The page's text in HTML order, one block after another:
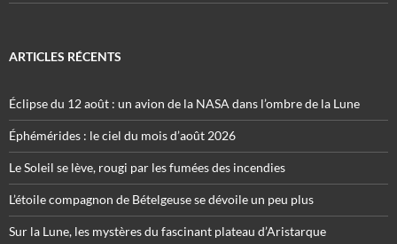
ARTICLES RÉCENTS
Éclipse du 12 août : un avion de la NASA dans l’ombre de la Lune
Éphémérides : le ciel du mois d’août 2026
Le Soleil se lève, rougi par les fumées des incendies
L’étoile compagnon de Bételgeuse se dévoile un peu plus
Sur la Lune, les mystères du fascinant plateau d’Aristarque